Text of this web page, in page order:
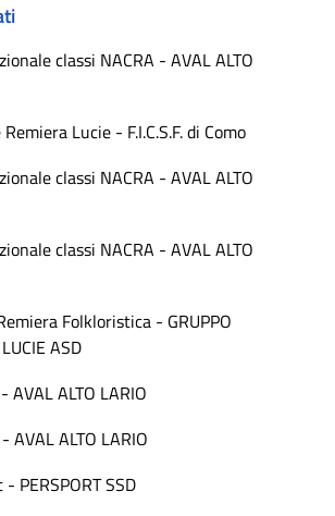
classi NACRA - AVAL ALTO
Lucie - F.I.C.S.F. di Como
classi NACRA - AVAL ALTO
classi NACRA - AVAL ALTO
Folkloristica - GRUPPO
ASD
AVAL ALTO LARIO
AVAL ALTO LARIO
PERSPORT SSD